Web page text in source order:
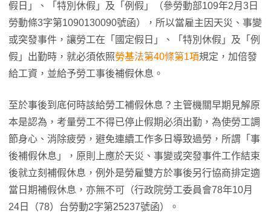
假日」、「特別休假」及「例假」（參勞動部109年2月3日
勞動條3字第1090130090號函），所以當雇主因天災、事變
或突發事件，讓勞工在「國定假日」、「特別休假」及「例
假」出勤時，就必須依照勞基法第40條第1項規定，加倍發
給工資，並給予勞工事後補假休息。
至於事後到底何時該給勞工補假休息？主管機關早期見解原
本是認為，考量勞工不得已停止假期必須出勤，為使勞工調
節身心、消除疲勞，避免連續工作多日導致過勞，所謂「事
後補假休息」，原則上應於天災、事變或突發事件工作結束
後就立刻補假休息，例外是勞雇雙方於事後另行協商排定適
當日期補假休息，亦無不可（行政院勞工委員會78年10月
24日（78）台勞動2字第25237號函）。